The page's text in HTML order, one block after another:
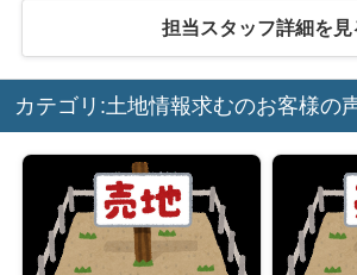
担当スタッフ詳細を見
カテゴリ:土地情報求むのお客様の